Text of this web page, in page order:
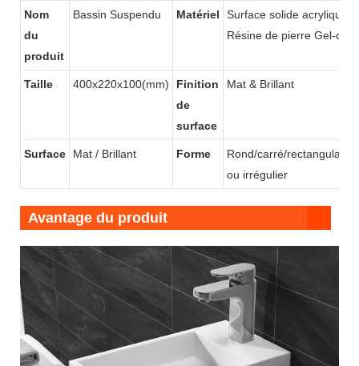
Nom
du
produit
Bassin Suspendu Matériel
Surface solide acrylique /
Résine de pierre Gel-coat
Taille 400x220x100(mm)
Finition
de
surface
Mat & Brillant
Surface Mat / Brillant Forme
Rond/carré/rectangulaire/
ou irrégulier
Avantage du produit